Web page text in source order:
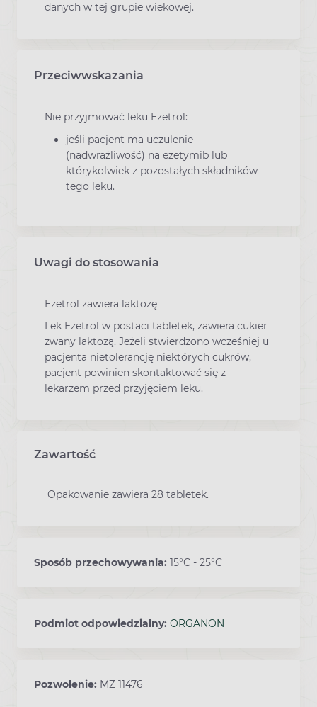
danych w tej grupie wiekowej.
Przeciwwskazania
Nie przyjmować leku Ezetrol:
jeśli pacjent ma uczulenie
(nadwrażliwość) na ezetymib lub
którykolwiek z pozostałych składników
tego leku.
Uwagi do stosowania
Ezetrol zawiera laktozę
Lek Ezetrol w postaci tabletek, zawiera cukier
zwany laktozą. Jeżeli stwierdzono wcześniej u
pacjenta nietolerancję niektórych cukrów,
pacjent powinien skontaktować się z
lekarzem przed przyjęciem leku.
Zawartość
Opakowanie zawiera 28 tabletek.
Sposób przechowywania: 15°C - 25°C
Podmiot odpowiedzialny: ORGANON
Pozwolenie: MZ 11476